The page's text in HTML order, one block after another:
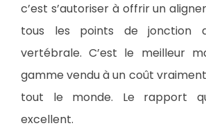
c’est s’autoriser à offrir un
tous les points de jonction
vertébrale. C’est le meilleur
gamme vendu à un coût
tout le monde. Le rapport
excellent.